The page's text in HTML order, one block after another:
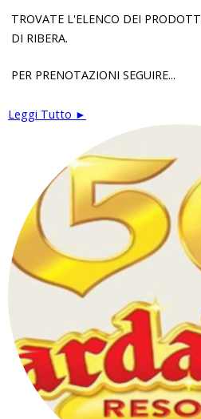
TROVATE L'ELENCO DEI
DI RIBERA.
PER PRENOTAZIONI SEGUIRE...
Leggi Tutto ►